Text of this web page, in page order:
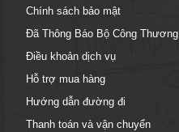
Chính sách bảo mật
Đã Thông Báo Bộ Công Thương
Điều khoản dịch vụ
Hỗ trợ mua hàng
Hướng dẫn đường đi
Thanh toán và vận chuyển